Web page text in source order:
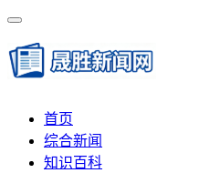
首页
综合新闻
知识百科